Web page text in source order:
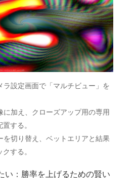
ラ設定画面で「マルチビュー」を
に加え、クローズアップ用の専用
する。
を切り替え、ベットエリアと結果
する。
い：勝率を上げるための賢い